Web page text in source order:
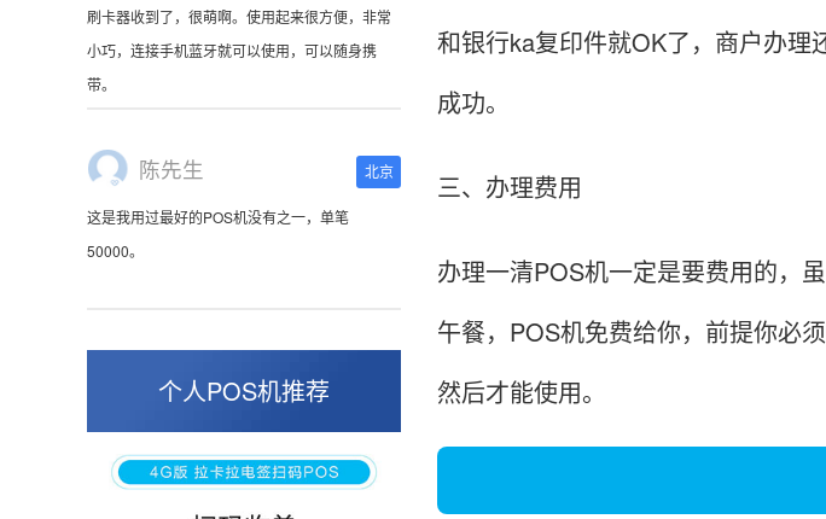
刷卡器收到了，很萌啊。使用起来很方便，非常
小巧，连接手机蓝牙就可以使用，可以随身携
带。
陈先生 北京
这是我用过最好的POS机没有之一，单笔
50000。
好，但是可以接受。售后服务好整体比较满意。
个人POS机推荐
和银行ka复印件就OK了，商户办
成功。
三、办理费用
办理一清POS机一定是要费用的，
午餐，POS机免费给你，前提你必
然后才能使用。